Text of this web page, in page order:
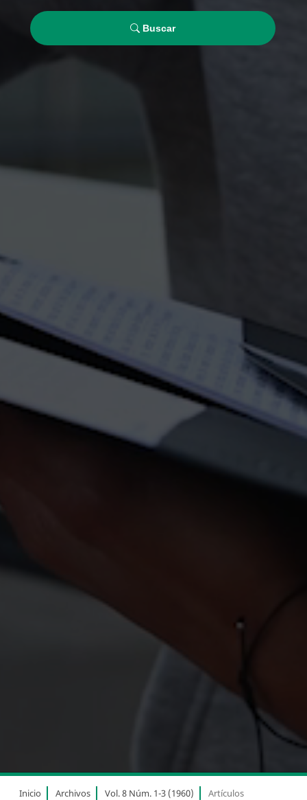
Buscar
Inicio Archivos Vol. 8 Núm. 1-3 (1960) Artículos